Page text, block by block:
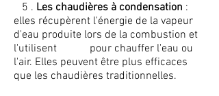
5 . Les chaudières à condensation :
elles récupèrent l'énergie de la vapeur
d'eau produite lors de la combustion et
l'utilisent pour chauffer l'eau ou
l'air. Elles peuvent être plus efficaces
que les chaudières traditionnelles.